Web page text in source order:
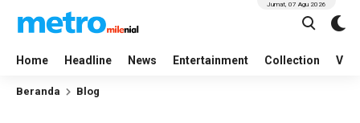
Home Headline News Entertainment Collection
Jumat, 07 Agu 2026
Beranda Blog